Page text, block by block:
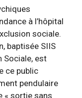
à l’hôpital
sociale.
baptisée SIIS
Sociale, est
ce public
pendulaire
« sortie sans